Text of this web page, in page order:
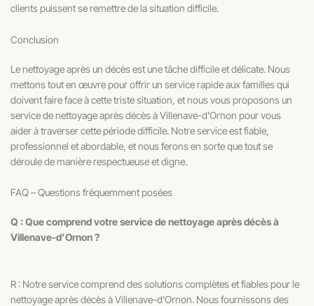
clients puissent se remettre de la situation difficile.
Conclusion
Le nettoyage après un décès est une tâche difficile et délicate. Nous
mettons tout en œuvre pour offrir un service rapide aux familles qui
doivent faire face à cette triste situation, et nous vous proposons un
service de nettoyage après décès à Villenave-d’Ornon pour vous
aider à traverser cette période difficile. Notre service est fiable,
professionnel et abordable, et nous ferons en sorte que tout se
déroule de manière respectueuse et digne.
FAQ – Questions fréquemment posées
Q : Que comprend votre service de nettoyage après décès à
Villenave-d’Ornon ?
R : Notre service comprend des solutions complètes et fiables pour le
nettoyage après décès à Villenave-d’Ornon. Nous fournissons des